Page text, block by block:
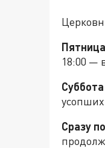
18:00 —
Сразу